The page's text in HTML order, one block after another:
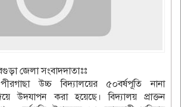
জেলা সংবাদদাতাঃঃ
উচ্চ বিদ্যালয়ের ৫০বর্ষপূতি নানা
উদযাপন করা হয়েছে। বিদ্যালয় প্রাক্তন